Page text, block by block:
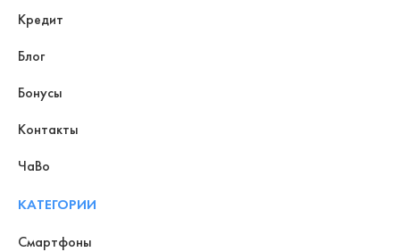
Кредит
Блог
Бонусы
Контакты
ЧаВо
КАТЕГОРИИ
Смартфоны